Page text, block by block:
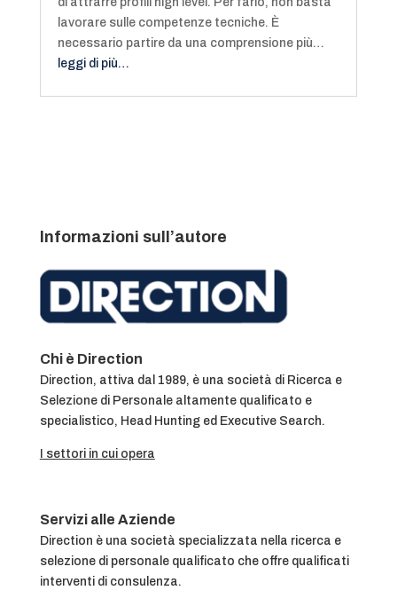
lavorare sulle competenze tecniche. È
necessario partire da una comprensione più…
leggi di più…
Informazioni sull’autore
Chi è Direction
Direction, attiva dal 1989, è una società di Ricerca e
Selezione di Personale altamente qualificato e
specialistico, Head Hunting ed Executive Search.
I settori in cui opera
Servizi alle Aziende
Direction è una società specializzata nella ricerca e
selezione di personale qualificato che offre qualificati
interventi di consulenza.